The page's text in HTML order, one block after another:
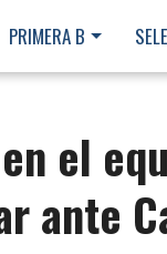
PRIMERA B
el
ante